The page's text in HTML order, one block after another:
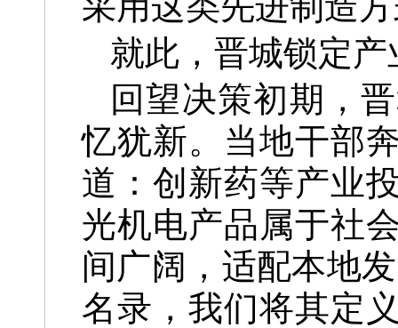
就此，晋城锁定
回望决策初期，
忆犹新。当地干部
道：创新药等产业
光机电产品属于社
间广阔，适配本地
名录，我们将其定